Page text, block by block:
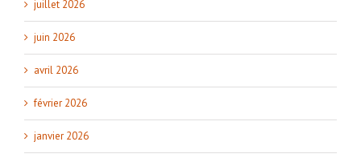
juillet 2026
juin 2026
avril 2026
février 2026
janvier 2026